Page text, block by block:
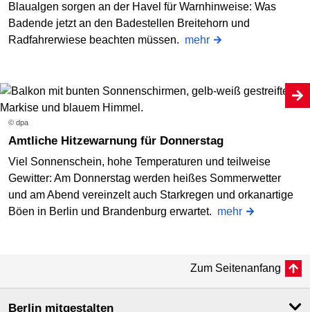
Blaualgen sorgen an der Havel für Warnhinweise: Was
Badende jetzt an den Badestellen Breitehorn und
Radfahrerwiese beachten müssen. mehr
© dpa
Amtliche Hitzewarnung für Donnerstag
Viel Sonnenschein, hohe Temperaturen und teilweise
Gewitter: Am Donnerstag werden heißes Sommerwetter
und am Abend vereinzelt auch Starkregen und orkanartige
Böen in Berlin und Brandenburg erwartet. mehr
Zum Seitenanfang
Berlin mitgestalten